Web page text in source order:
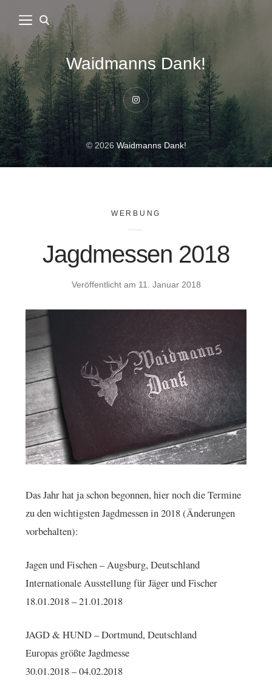
Waidmanns Dank!
Instagram
© 2026Waidmanns Dank!
WERBUNG
Jagdmessen 2018
Veröffentlicht am 11. Januar 2018
Das Jahr hat ja schon begonnen, hier noch die Termine
zu den wichtigsten Jagdmessen in 2018 (Änderungen
vorbehalten):
Jagen und Fischen – Augsburg, Deutschland
Internationale Ausstellung für Jäger und Fischer
18.01.2018 – 21.01.2018
JAGD & HUND – Dortmund, Deutschland
Europas größte Jagdmesse
30.01.2018 – 04.02.2018